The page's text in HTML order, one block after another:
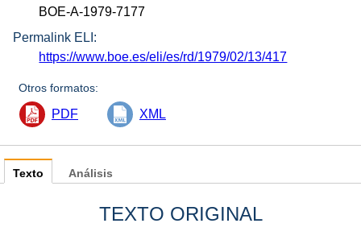
BOE-A-1979-7177
Permalink ELI:
https://www.boe.es/eli/es/rd/1979/02/13/417
Otros formatos:
PDF XML
Texto
TEXTO ORIGINAL
Análisis